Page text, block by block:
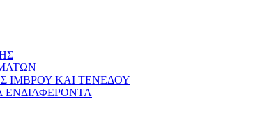
ΙΜΒΡΟΥ ΚΑΙ ΤΕΝΕΔΟΥ
ΕΝΔΙΑΦΕΡΟΝΤΑ